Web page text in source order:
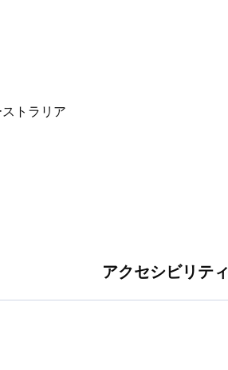
アクセシビリティ